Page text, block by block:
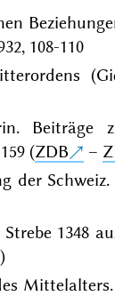
108-110
Beiträge
(ZDB –
der
1348
)